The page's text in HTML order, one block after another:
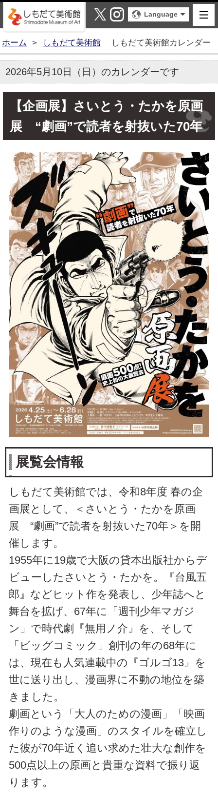
しもだて美術館
X Instagram
Language
ホーム > しもだて美術館 しもだて美術館カレンダー
2026年5月10日（日）のカレンダーです
【企画展】さいとう・たかを原画
展 “劇画”で読者を射抜いた70年
展覧会情報
しもだて美術館では、令和8年度 春の企
画展として、＜さいとう・たかを原画
展 “劇画”で読者を射抜いた70年＞を開
催します。
1955年に19歳で大阪の貸本出版社からデ
ビューしたさいとう・たかを。『台風五
郎』などヒット作を発表し、少年誌へと
舞台を拡げ、67年に「週刊少年マガジ
ン」で時代劇『無用ノ介』を、そして
「ビッグコミック」創刊の年の68年に
は、現在も人気連載中の『ゴルゴ13』を
世に送り出し、漫画界に不動の地位を築
きました。
劇画という「大人のための漫画」「映画
作りのような漫画」のスタイルを確立し
た彼が70年近く追い求めた壮大な創作を
500点以上の原画と貴重な資料で振り返
ります。